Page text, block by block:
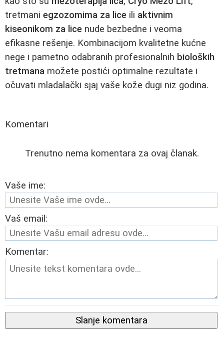
tretmani egzozomima za lice ili aktivnim
kiseonikom za lice nude bezbedne i veoma
efikasne rešenje. Kombinacijom kvalitetne kućne
nege i pametno odabranih profesionalnih bioloških
tretmana možete postići optimalne rezultate i
očuvati mladalački sjaj vaše kože dugi niz godina.
Komentari
Trenutno nema komentara za ovaj članak.
Vaše ime:
Vaš email:
Komentar:
Slanje komentara